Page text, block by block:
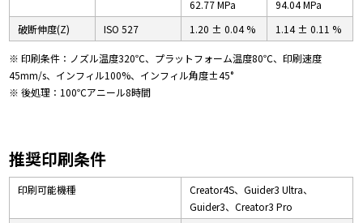
62.77 MPa
94.04 MPa
破断伸度(Z)
ISO 527 1.20 ± 0.04 % 1.14 ± 0.11 %
※ 印刷条件：ノズル温度320℃、プラットフォーム温度80℃、印刷速度
45mm/s、インフィル100%、インフィル角度±45°
※ 後処理：100℃アニール8時間
推奨印刷条件
印刷可能機種
Creator4S、Guider3 Ultra、
Guider3、Creator3 Pro